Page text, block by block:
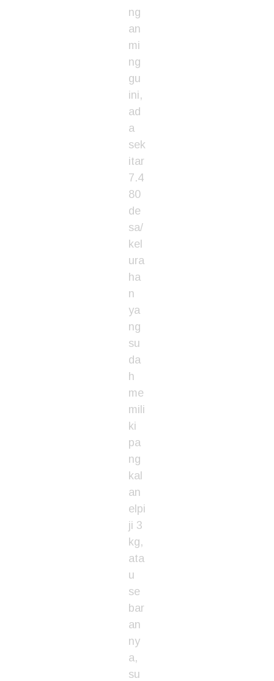
ng
an
mi
ng
gu
ini,
ad
a
sek
itar
7.4
80
de
sa/
kel
ura
ha
n
ya
ng
su
da
h
me
mili
ki
pa
ng
kal
an
elpi
ji 3
kg,
ata
u
se
bar
an
ny
a,
su